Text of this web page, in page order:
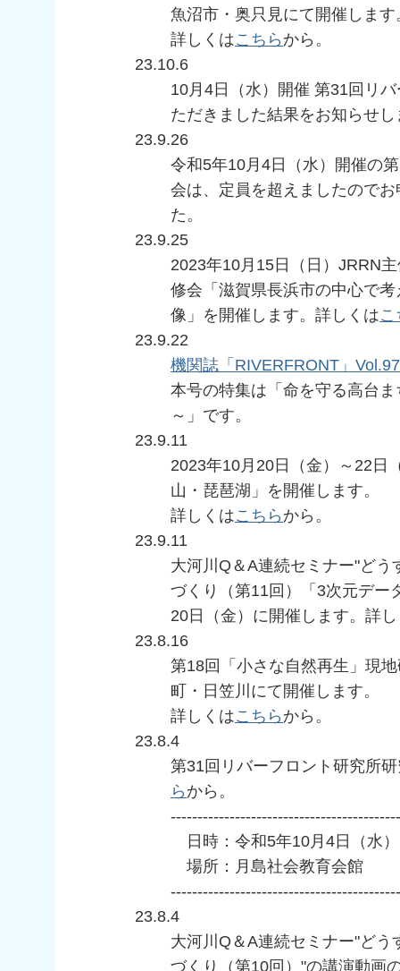
魚沼市・奥只見にて開催します
詳しくはこちら から。
23.10.6
10月4日（水）開催 第31回リ
ただきました結果をお知らせ
23.9.26
令和5年10月4日（水）開催の
会は、定員を超えましたので
た。
23.9.25
2023年10月15日（日）JRRN
修会「滋賀県⻑浜市の中⼼で
像」を開催します。詳しくはこ
23.9.22
機関誌「RIVERFRONT」Vol.97
本号の特集は「命を守る高台
～」です。
23.9.11
2023年10月20日（金）～22日
山・琵琶湖」を開催します。
詳しくはこちら から。
23.9.11
大河川Q＆A連続セミナー"ど
づくり（第11回）「3次元デー
20日（金）に開催します。詳
23.8.16
第18回「小さな自然再生」現
町・日笠川にて開催します。
詳しくはこちら から。
23.8.4
第31回リバーフロント研究所
ら から。
日時：令和5年10月4日（水
場所：月島社会教育会館
23.8.4
大河川Q＆A連続セミナー"ど
づくり（第10回）"の講演動画